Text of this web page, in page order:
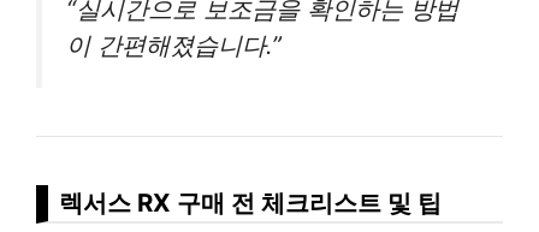
“실시간으로 보조금을 확인하는 방법
이 간편해졌습니다.”
렉서스 RX 구매 전 체크리스트 및 팁